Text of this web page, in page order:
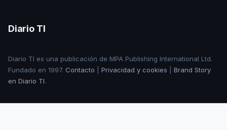
Diario TI
Diario TI es una publicación de MPA Publishing International Ltd.
Fundado en 1997. Contacto Privacidad y cookies
Brand Story
en Diario TI.